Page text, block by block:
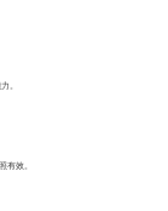
。
有效。